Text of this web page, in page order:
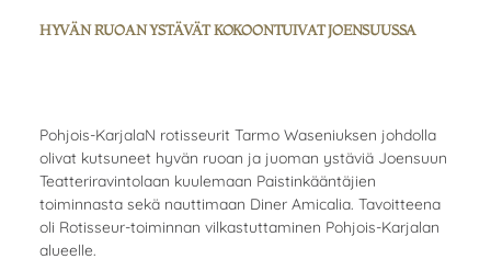
HYVÄN RUOAN YSTÄVÄT KOKOONTUIVAT JOENSUUSSA
Pohjois-KarjalaN rotisseurit Tarmo Waseniuksen johdolla
olivat kutsuneet hyvän ruoan ja juoman ystäviä Joensuun
Teatteriravintolaan kuulemaan Paistinkääntäjien
toiminnasta sekä nauttimaan Diner Amicalia. Tavoitteena
oli Rotisseur-toiminnan vilkastuttaminen Pohjois-Karjalan
alueelle.